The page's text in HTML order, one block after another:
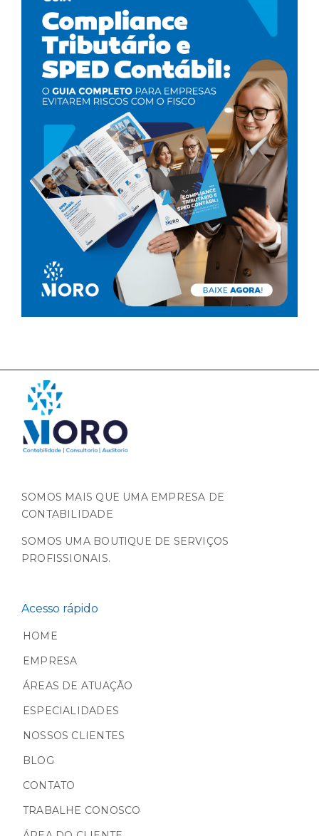
SOMOS MAIS QUE UMA EMPRESA DE
CONTABILIDADE
SOMOS UMA BOUTIQUE DE SERVIÇOS
PROFISSIONAIS.
Acesso rápido
HOME
EMPRESA
ÁREAS DE ATUAÇÃO
ESPECIALIDADES
NOSSOS CLIENTES
BLOG
CONTATO
TRABALHE CONOSCO